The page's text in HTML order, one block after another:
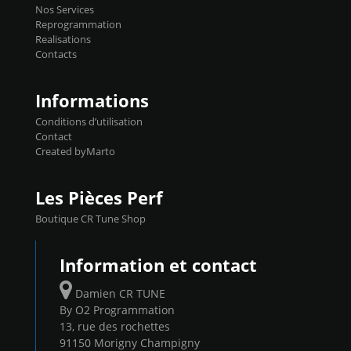
l'aide du flashpro OPTION ECONOMIQUES
Reprog SP 98 sur le calculateur d'origine
450€ TTC Un gain d'environ 10cv et 15nm
Nos Services
Reprogrammation
Realisations
Contacts
Informations
Conditions d’utilisation
Contact
Created byMarto
Les Pièces Perf
Boutique CR Tune Shop
Information et contact
Damien CR TUNE
By O2 Programmation
13, rue des rochettes
91150 Morigny Champigny